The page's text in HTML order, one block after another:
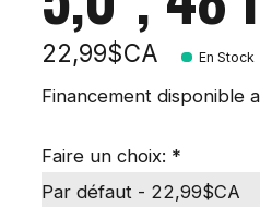
22,99$CA En Stock
Financement disponible
Faire un choix: *